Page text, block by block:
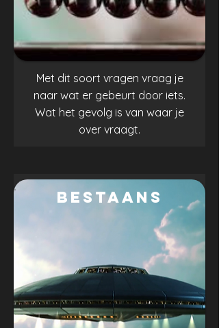
Met dit soort vragen vraag je
naar wat er gebeurt door iets.
Wat het gevolg is van waar je
over vraagt.
.
bestaans